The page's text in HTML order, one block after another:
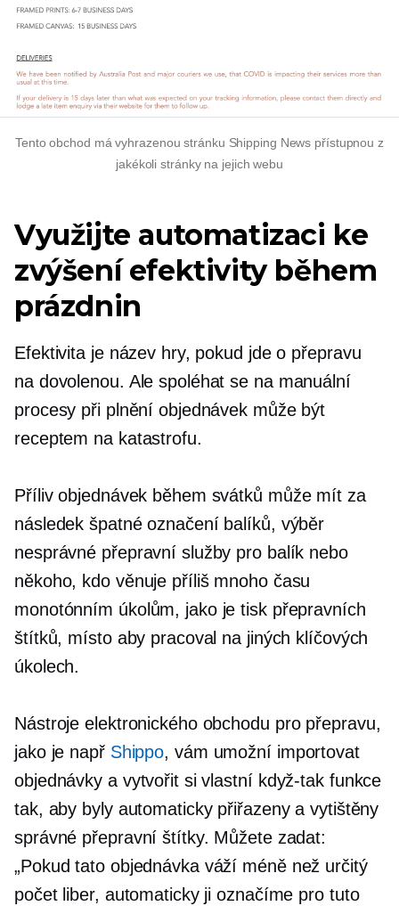
Tento obchod má vyhrazenou stránku Shipping News přístupnou z
jakékoli stránky na jejich webu
Využijte automatizaci ke
zvýšení efektivity během
prázdnin
Efektivita je název hry, pokud jde o přepravu
na dovolenou. Ale spoléhat se na manuální
procesy při plnění objednávek může být
receptem na katastrofu.
Příliv objednávek během svátků může mít za
následek špatné označení balíků, výběr
nesprávné přepravní služby pro balík nebo
někoho, kdo věnuje příliš mnoho času
monotónním úkolům, jako je tisk přepravních
štítků, místo aby pracoval na jiných klíčových
úkolech.
Nástroje elektronického obchodu pro přepravu,
jako je např Shippo, vám umožní importovat
objednávky a vytvořit si vlastní když-takfunkce
tak, aby byly automaticky přiřazeny a vytištěny
správné přepravní štítky. Můžete zadat:
„Pokud tato objednávka váží méně než určitý
počet liber, automaticky ji označíme pro tuto